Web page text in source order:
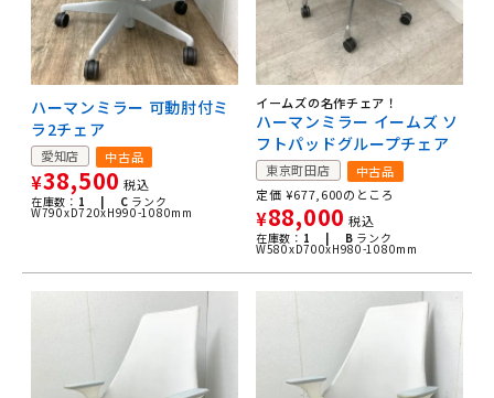
ハーマンミラー 可動肘付ミ
ラ2チェア
愛知店 中古品
¥38,500 税込
在庫数： 1 | C ランク
W790xD720xH990-1080mm
イームズの名作チェア！
ハーマンミラー イームズ ソ
フトパッドグループチェア
東京町田店
中古品
定価 ¥677,600のところ
¥88,000 税込
在庫数： 1 | B ランク
W580xD700xH980-1080mm